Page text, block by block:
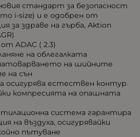
стандарт за безопасност
i-size) и е одобрен от
за здраве на гърба, Aktion
ADAC ( 2.3)
на облегалката
на шийните
на сън
осигурява естествен контур
компресията на опашната
система гарантира
на въздуха, осигурявайки
пътуване